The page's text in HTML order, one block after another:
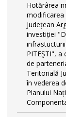
Hotărârea
modificarea
Județean
investiției
infrastucturii
PITEŞTI", a
de
Teritorială
în vederea
Planului